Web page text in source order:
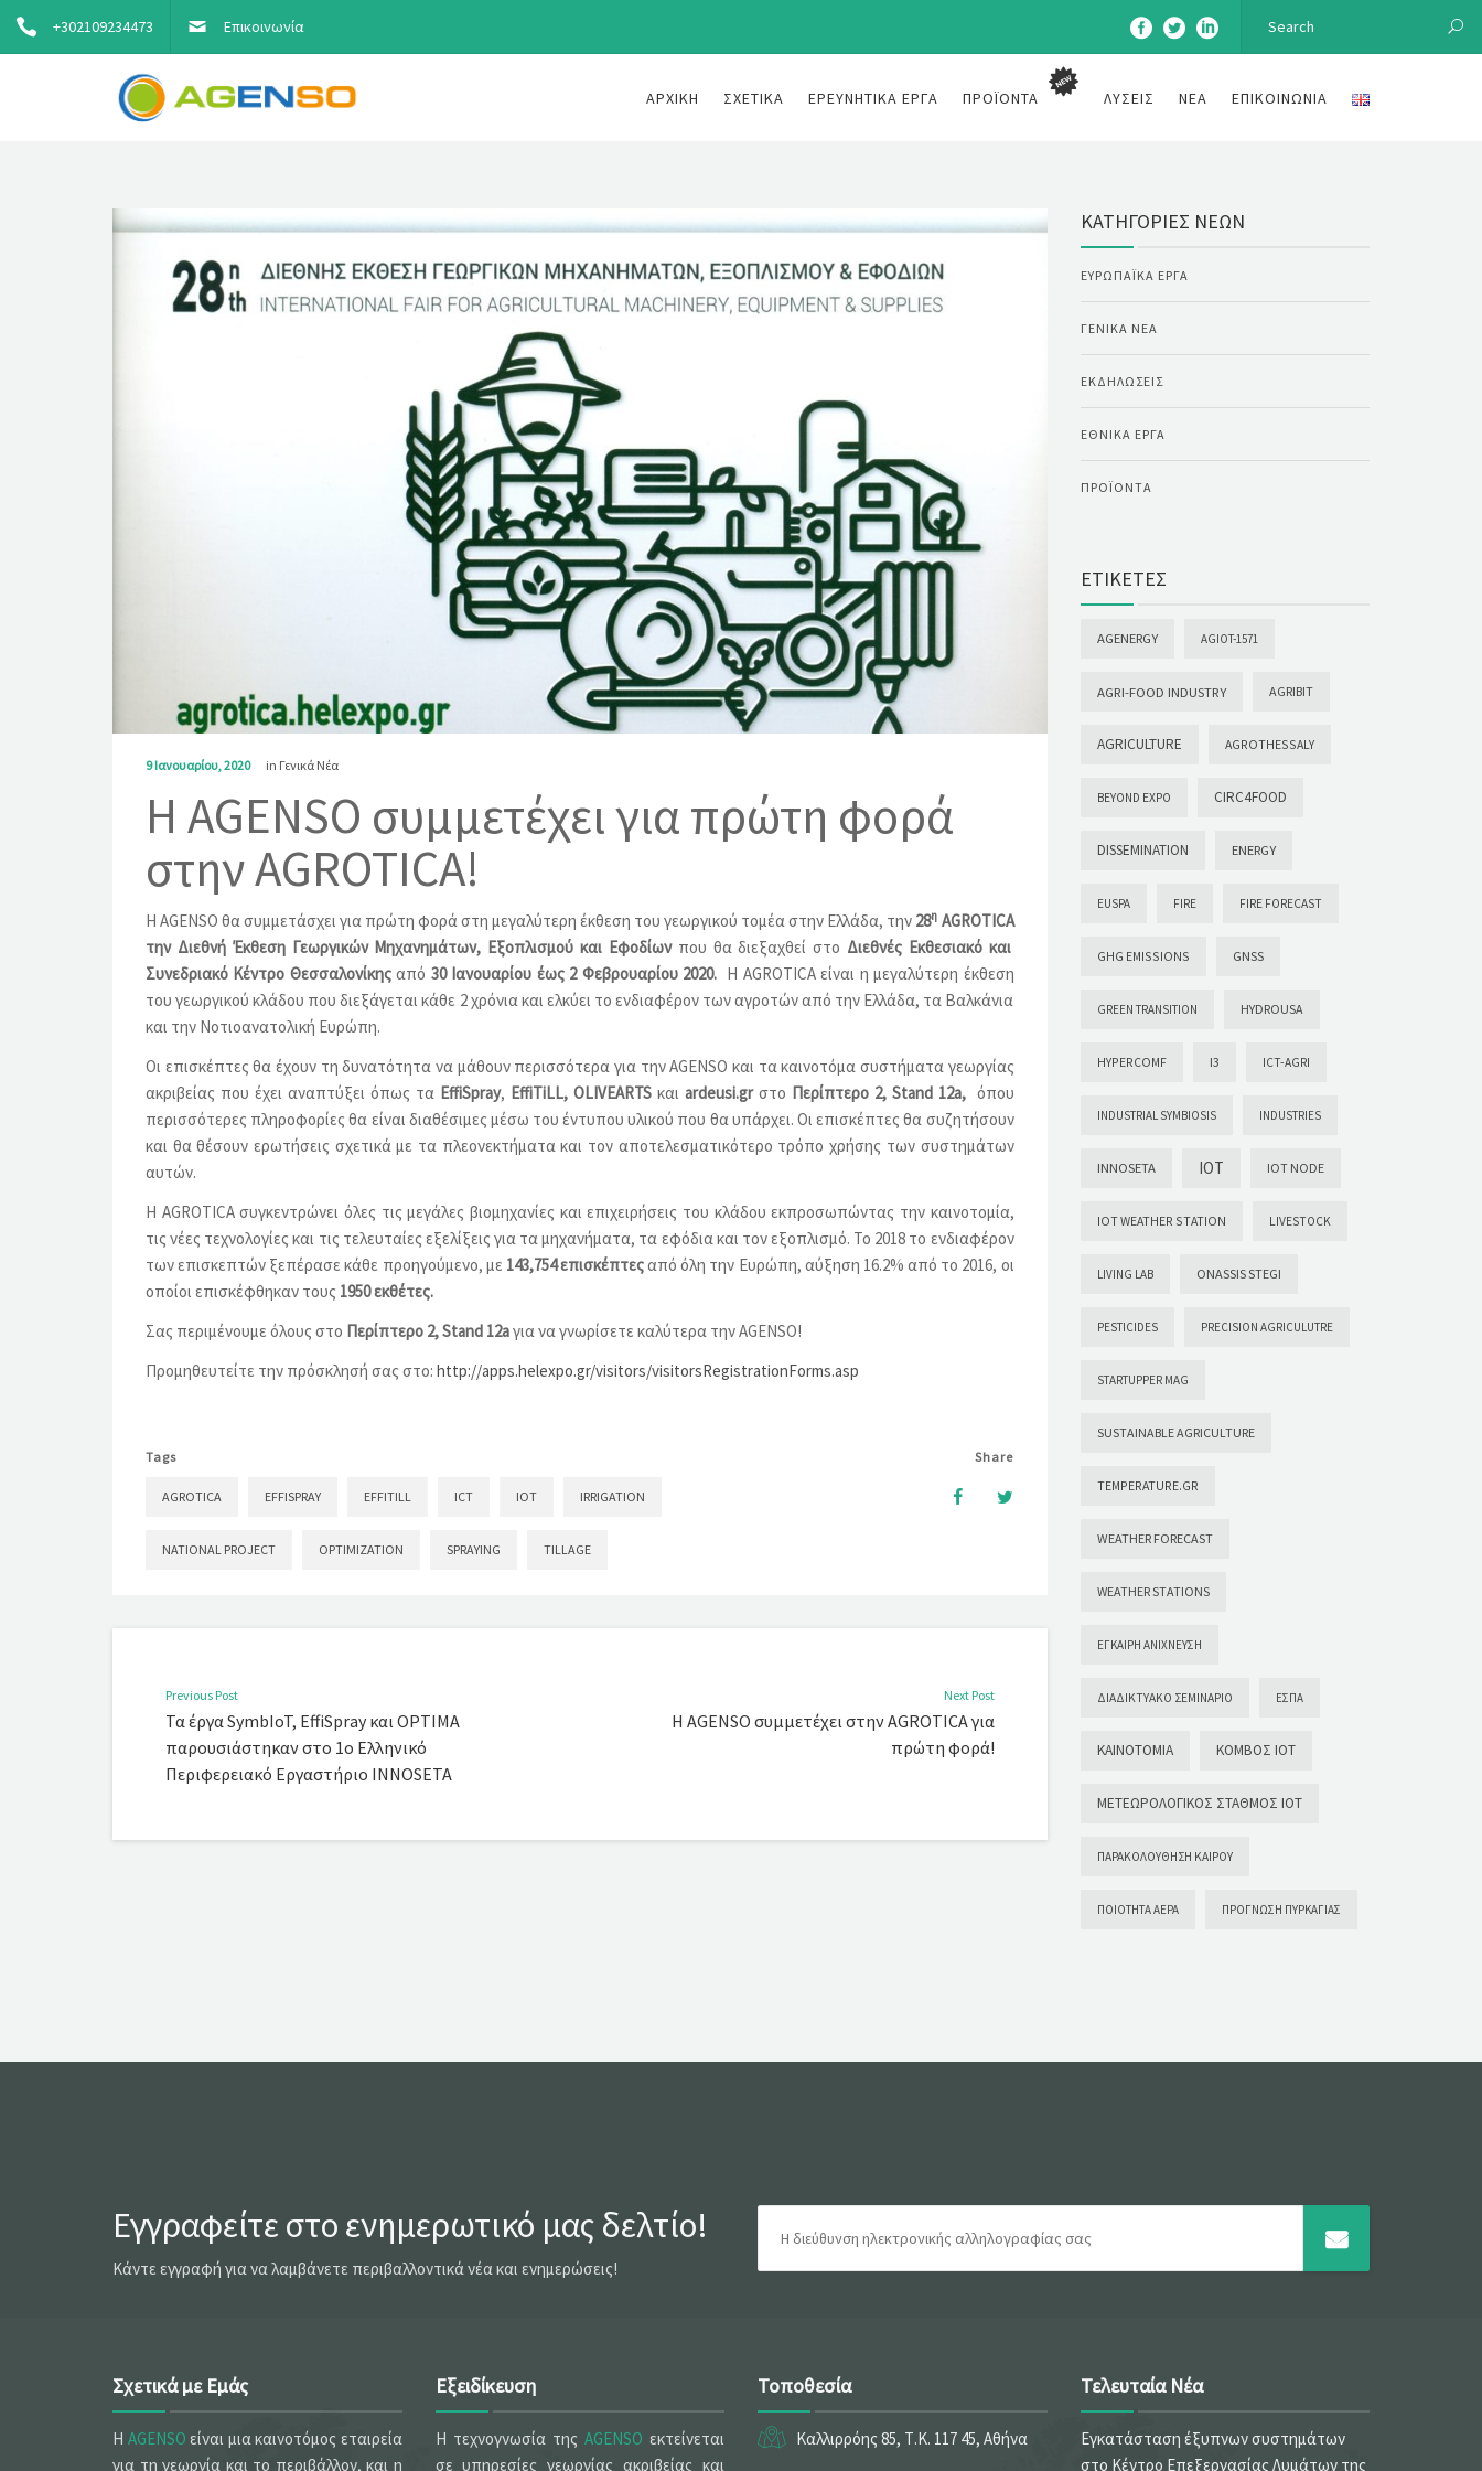
+302109234473 Επικοινωνία
ΑΡΧΙΚΉ ΣΧΕΤΙΚΆ ΕΡΕΥΝΗΤΙΚΆ ΈΡΓΑ ΠΡΟΪΌΝΤΑ ΛΎΣΕΙΣ ΝΈΑ ΕΠΙΚΟΙΝΩΝΊΑ
9 Ιανουαρίου, 2020 in Γενικά Νέα
Η AGENSO συμμετέχει για πρώτη φορά
στην AGROTICA!
Η AGENSO θα συμμετάσχει για πρώτη φορά στη μεγαλύτερη έκθεση του γεωργικού τομέα στην Ελλάδα, την 28η AGROTICA
την Διεθνή Έκθεση Γεωργικών Μηχανημάτων, Εξοπλισμού και Εφοδίωνπου θα διεξαχθεί στο Διεθνές Εκθεσιακό και
Συνεδριακό Κέντρο Θεσσαλονίκηςαπό 30 Ιανουαρίου έως 2 Φεβρουαρίου 2020. Η AGROTICA είναι η μεγαλύτερη έκθεση
του γεωργικού κλάδου που διεξάγεται κάθε 2 χρόνια και ελκύει το ενδιαφέρον των αγροτών από την Ελλάδα, τα Βαλκάνια
και την Νοτιοανατολική Ευρώπη.
Οι επισκέπτες θα έχουν τη δυνατότητα να μάθουν περισσότερα για την AGENSO και τα καινοτόμα συστήματα γεωργίας
ακριβείας που έχει αναπτύξει όπως τα EffiSpray, EffiTiLL, OLIVEARTSκαι ardeusi.grστο Περίπτερο 2, Stand12a, όπου
περισσότερες πληροφορίες θα είναι διαθέσιμες μέσω του έντυπου υλικού που θα υπάρχει. Οι επισκέπτες θα συζητήσουν
και θα θέσουν ερωτήσεις σχετικά με τα πλεονεκτήματα και τον αποτελεσματικότερο τρόπο χρήσης των συστημάτων
αυτών.
Η AGROTICA συγκεντρώνει όλες τις μεγάλες βιομηχανίες και επιχειρήσεις του κλάδου εκπροσωπώντας την καινοτομία,
τις νέες τεχνολογίες και τις τελευταίες εξελίξεις για τα μηχανήματα, τα εφόδια και τον εξοπλισμό. Το 2018 το ενδιαφέρον
των επισκεπτών ξεπέρασε κάθε προηγούμενο, με 143,754επισκέπτεςαπό όλη την Ευρώπη, αύξηση 16.2% από το 2016, οι
οποίοι επισκέφθηκαν τους 1950 εκθέτες.
Σας περιμένουμε όλους στο Περίπτερο 2,Stand 12aγια να γνωρίσετε καλύτερα την AGENSO!
Προμηθευτείτε την πρόσκλησή σας στο: http://apps.helexpo.gr/visitors/visitorsRegistrationForms.asp
Tags
AGROTICA EFFISPRAY EFFITILL ICT IOT IRRIGATION
NATIONAL PROJECT OPTIMIZATION SPRAYING TILLAGE
Share
Previous Post
Τα έργα SymbIoT, EffiSpray και OPTIMA
παρουσιάστηκαν στο 1ο Ελληνικό
Περιφερειακό Εργαστήριο INNOSETA
Next Post
Η AGENSO συμμετέχει στην AGROTICA για
πρώτη φορά!
ΚΑΤΗΓΟΡΊΕΣ ΝΈΩΝ
ΕΥΡΩΠΑΪΚΆ ΈΡΓΑ
ΓΕΝΙΚΆ ΝΈΑ
ΕΚΔΗΛΏΣΕΙΣ
ΕΘΝΙΚΆ ΈΡΓΑ
ΠΡΟΪΌΝΤΑ
ΕΤΙΚΈΤΕΣ
AGENERGY AGIOT-1571
AGRI-FOOD INDUSTRY AGRIBIT
AGRICULTURE AGROTHESSALY
BEYOND EXPO CIRC4FOOD
DISSEMINATION ENERGY
EUSPA FIRE FIRE FORECAST
GHG EMISSIONS GNSS
GREEN TRANSITION HYDROUSA
HYPERCOMF I3 ICT-AGRI
INDUSTRIAL SYMBIOSIS INDUSTRIES
INNOSETA IOT IOT NODE
IOT WEATHER STATION LIVESTOCK
LIVING LAB ONASSIS STEGI
PESTICIDES PRECISION AGRICULUTRE
STARTUPPER MAG
SUSTAINABLE AGRICULTURE
TEMPERATURE.GR
WEATHER FORECAST
WEATHER STATIONS
ΈΓΚΑΙΡΗ ΑΝΊΧΝΕΥΣΗ
ΔΙΑΔΙΚΤΥΑΚΌ ΣΕΜΙΝΆΡΙΟ ΕΣΠΑ
ΚΑΙΝΟΤΟΜΊΑ ΚΌΜΒΟΣ ΙΟΤ
ΜΕΤΕΩΡΟΛΟΓΙΚΌΣ ΣΤΑΘΜΌΣ ΙΟΤ
ΠΑΡΑΚΟΛΟΎΘΗΣΗ ΚΑΙΡΟΎ
ΠΟΙΌΤΗΤΑ ΑΈΡΑ ΠΡΌΓΝΩΣΗ ΠΥΡΚΑΓΙΆΣ
Εγγραφείτε στο ενημερωτικό μας δελτίο!
Κάντε εγγραφή για να λαμβάνετε περιβαλλοντικά νέα και ενημερώσεις!
Σχετικά με Εμάς
Η AGENSO είναι μια καινοτόμος εταιρεία
για τη γεωργία και το περιβάλλον, και η
Εξειδίκευση
Η τεχνογνωσία της AGENSO εκτείνεται
σε υπηρεσίες γεωργίας ακριβείας και
Τοποθεσία
Καλλιρρόης 85, Τ.Κ. 117 45, Αθήνα
Τελευταία Νέα
Εγκατάσταση έξυπνων συστημάτων
στο Κέντρο Επεξεργασίας Λυμάτων της